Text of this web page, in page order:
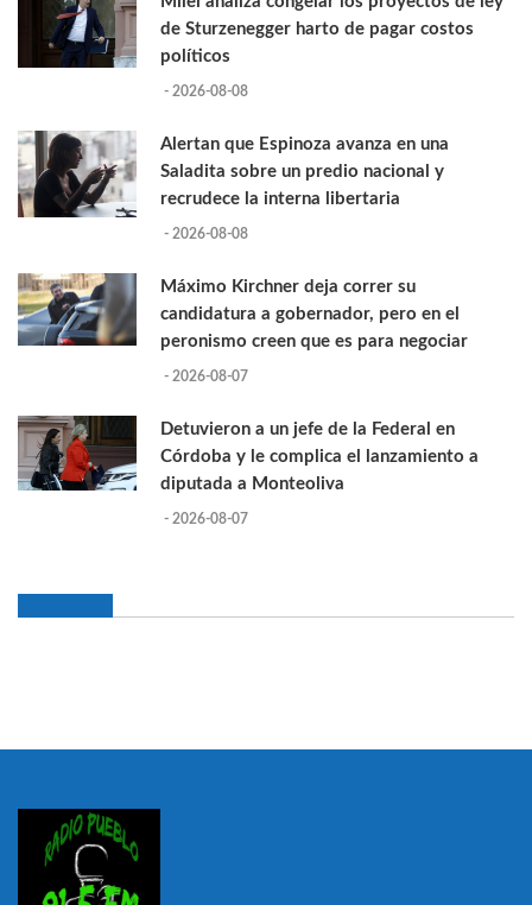
de Sturzenegger harto de pagar costos
políticos
- 2026-08-08
Alertan que Espinoza avanza en una
Saladita sobre un predio nacional y
recrudece la interna libertaria
- 2026-08-08
Máximo Kirchner deja correr su
candidatura a gobernador, pero en el
peronismo creen que es para negociar
- 2026-08-07
Detuvieron a un jefe de la Federal en
Córdoba y le complica el lanzamiento a
diputada a Monteoliva
- 2026-08-07